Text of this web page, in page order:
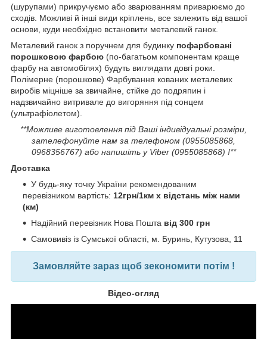
(шурупами) прикручуємо або зварюванням приварюємо до
сходів. Можливі й інші види кріплень, все залежить від вашої
основи, куди необхідно встановити металевий ганок.
Металевий ганок з поручнем для будинку пофарбовані
порошковою фарбою (по-багатьом компонентам краще
фарбу на автомобілях) будуть виглядати довгі роки.
Полімерне (порошкове) Фарбування кованих металевих
виробів міцніше за звичайне, стійке до подряпин і
надзвичайно витривале до вигоряння під сонцем
(ультрафіолетом).
**Можливе виготовлення під Ваші індивідуальні розміри,
зателефонуйте нам за телефоном (0955085868,
0968356767) або напишіть у Viber (0955085868) !**
Доставка
У будь-яку точку України рекомендованим
перевізником вартість: 12грн/1км х відстань між нами
(км)
Надійний перевізник Нова Пошта від 300 грн
Самовивіз із Сумської області, м. Буринь, Кутузова, 11
Замовляйте зараз щоб зекономити потім !
Відео-огляд